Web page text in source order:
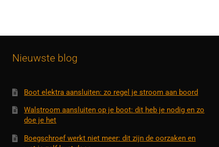
Nieuwste blog
Boot elektra aansluiten: zo regel je stroom aan boord
Walstroom aansluiten op je boot: dit heb je nodig en zo
doe je het
Boegschroef werkt niet meer: dit zijn de oorzaken en